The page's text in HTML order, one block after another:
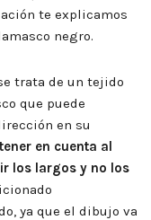
te explicamos
negro.
trata de un tejido
que puede
en su
en cuenta al
los largos y no los
ya que el dibujo va